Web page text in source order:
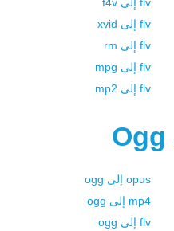
flv إلى xvid
flv إلى rm
flv إلى mpg
flv إلى mp2
Ogg
opus إلى ogg
mp4 إلى ogg
flv إلى ogg